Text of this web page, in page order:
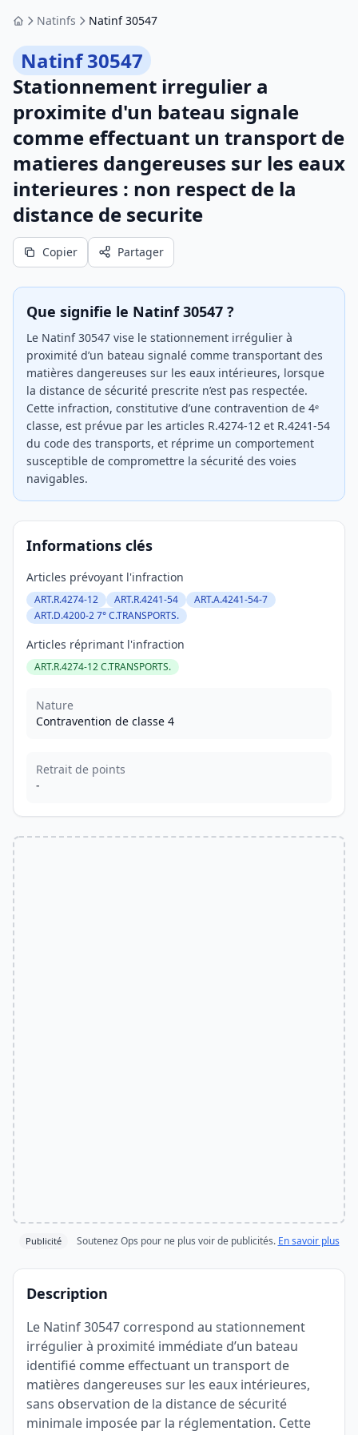
AccueilNatinfs Natinf 30547
Natinf 30547
Stationnement irregulier a
proximite d'un bateau signale
comme effectuant un transport de
matieres dangereuses sur les eaux
interieures : non respect de la
distance de securite
Copier Partager
Que signifie le Natinf 30547 ?
Le Natinf 30547 vise le stationnement irrégulier à
proximité d’un bateau signalé comme transportant des
matières dangereuses sur les eaux intérieures, lorsque
la distance de sécurité prescrite n’est pas respectée.
Cette infraction, constitutive d’une contravention de 4ᵉ
classe, est prévue par les articles R.4274-12 et R.4241-54
du code des transports, et réprime un comportement
susceptible de compromettre la sécurité des voies
navigables.
Informations clés
Articles prévoyant l'infraction
ART.R.4274-12 ART.R.4241-54
ART.A.4241-54-7
ART.D.4200-2 7° C.TRANSPORTS.
Articles réprimant l'infraction
ART.R.4274-12 C.TRANSPORTS.
Nature
Contravention de classe 4
Retrait de points
-
Publicité Soutenez Ops pour ne plus voir de publicités. En savoir plus
Description
Le Natinf 30547 correspond au stationnement
irrégulier à proximité immédiate d’un bateau
identifié comme effectuant un transport de
matières dangereuses sur les eaux intérieures,
sans observation de la distance de sécurité
minimale imposée par la réglementation. Cette